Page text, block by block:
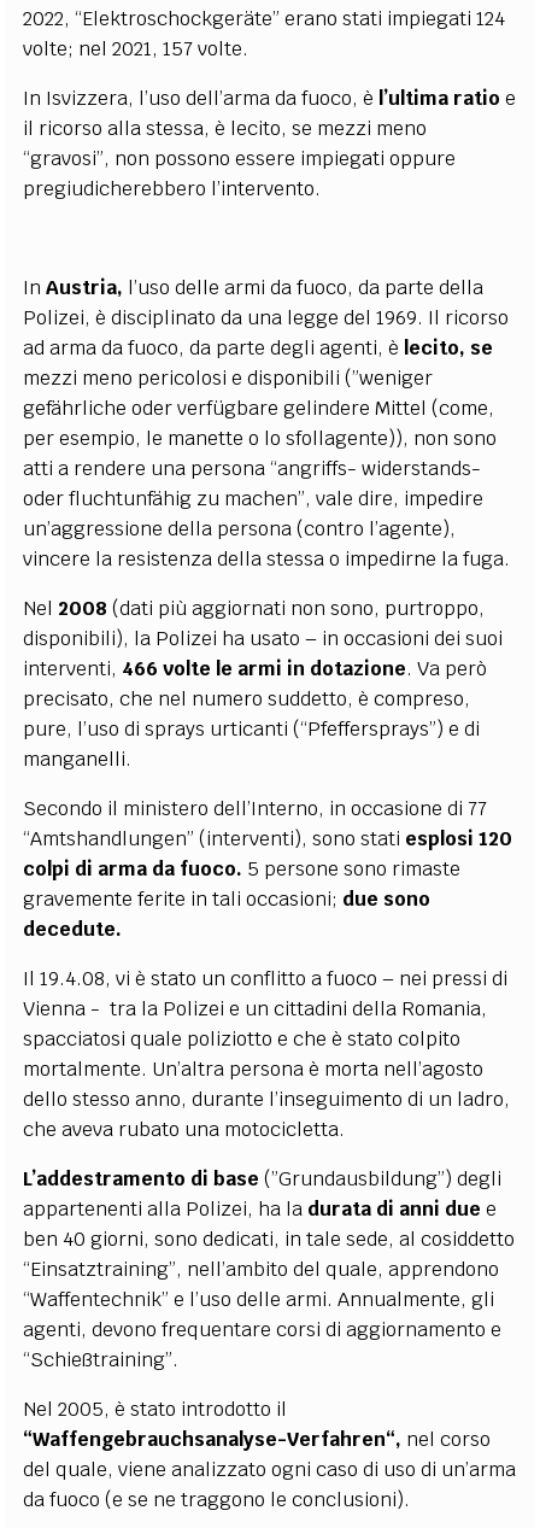
2022, “Elektroschockgeräte” erano stati impiegati 124
volte; nel 2021, 157 volte.
In Isvizzera, l’uso dell’arma da fuoco, è l’ultima ratio e
il ricorso alla stessa, è lecito, se mezzi meno
“gravosi”, non possono essere impiegati oppure
pregiudicherebbero l’intervento.
InAustria, l’uso delle armi da fuoco, da parte della
Polizei, è disciplinato da una legge del 1969. Il ricorso
ad arma da fuoco, da parte degli agenti, è lecito, se
mezzi meno pericolosi e disponibili (”weniger
gefährliche oder verfügbare gelindere Mittel (come,
per esempio, le manette o lo sfollagente)), non sono
atti a rendere una persona “angriffs- widerstands-
oder fluchtunfähig zu machen”, vale dire, impedire
un’aggressione della persona (contro l’agente),
vincere la resistenza della stessa o impedirne la fuga.
Nel 2008 (dati più aggiornati non sono, purtroppo,
disponibili), la Polizei ha usato – in occasioni dei suoi
interventi, 466 volte le armi in dotazione. Va però
precisato, che nel numero suddetto, è compreso,
pure, l’uso di sprays urticanti (“Pfeffersprays”) e di
manganelli.
Secondo il ministero dell’Interno, in occasione di 77
“Amtshandlungen” (interventi), sono stati esplosi 120
colpi di arma da fuoco. 5 persone sono rimaste
gravemente ferite in tali occasioni; due sono
decedute.
Il 19.4.08, vi è stato un conflitto a fuoco – nei pressi di
Vienna - tra la Polizei e un cittadini della Romania,
spacciatosi quale poliziotto e che è stato colpito
mortalmente. Un’altra persona è morta nell’agosto
dello stesso anno, durante l’inseguimento di un ladro,
che aveva rubato una motocicletta.
L’addestramento di base (”Grundausbildung”) degli
appartenenti alla Polizei, ha la durata di anni due e
ben 40 giorni, sono dedicati, in tale sede, al cosiddetto
“Einsatztraining”, nell’ambito del quale, apprendono
“Waffentechnik” e l’uso delle armi. Annualmente, gli
agenti, devono frequentare corsi di aggiornamento e
“Schießtraining”.
Nel 2005, è stato introdotto il
“Waffengebrauchsanalyse-Verfahren“, nel corso
del quale, viene analizzato ogni caso di uso di un’arma
da fuoco (e se ne traggono le conclusioni).